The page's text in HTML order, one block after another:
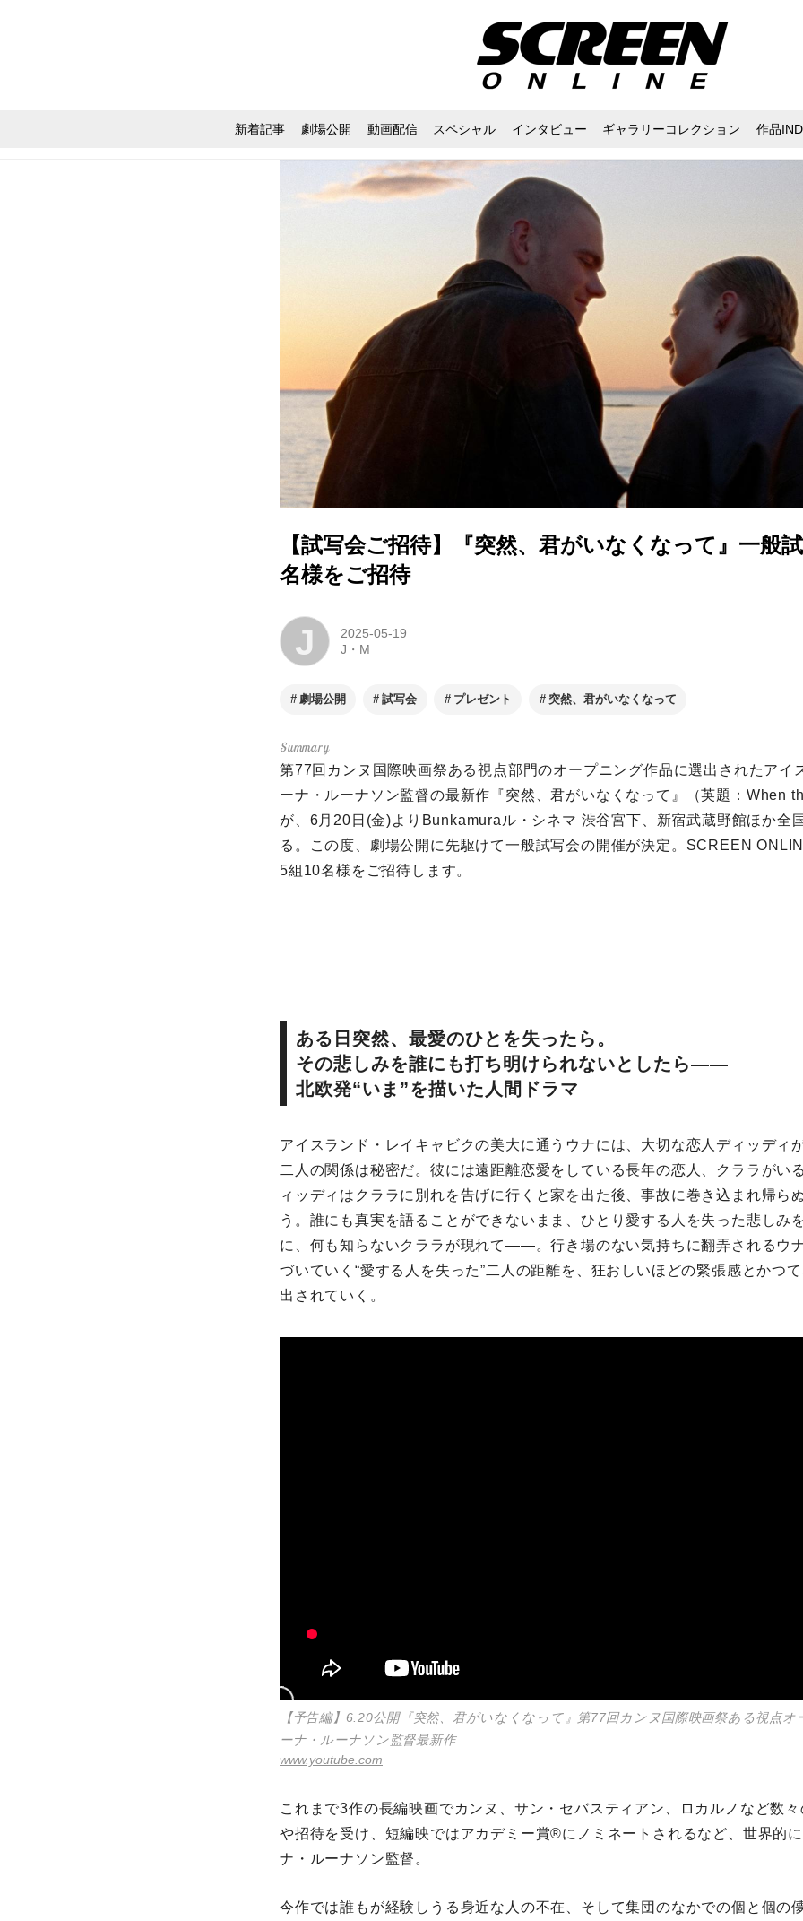
新着記事 劇場公開 動画配信 スペシャル インタビュー ギャラリーコレクション 作品
【試写会ご招待】『突然、君がいなくなって』一般
名様をご招待
J
2025-05-19
J・M
劇場公開 試写会 プレゼント 突然、君がいなくなって
第77回カンヌ国際映画祭ある視点部門のオープニング作品に選出されたアイ
ーナ・ルーナソン監督の最新作『突然、君がいなくなって』（英題：When
が、6月20日(金)よりBunkamuraル・シネマ 渋谷宮下、新宿武蔵野館ほか全
る。この度、劇場公開に先駆けて一般試写会の開催が決定。SCREEN
5組10名様をご招待します。
ある日突然、最愛のひとを失ったら。
その悲しみを誰にも打ち明けられないとしたら――
北欧発“いま”を描いた人間ドラマ
アイスランド・レイキャビクの美大に通うウナには、大切な恋人ディッディ
二人の関係は秘密だ。彼には遠距離恋愛をしている長年の恋人、クララがい
ィッディはクララに別れを告げに行くと家を出た後、事故に巻き込まれ帰ら
う。誰にも真実を語ることができないまま、ひとり愛する人を失った悲しみ
に、何も知らないクララが現れて――。行き場のない気持ちに翻弄されるウ
づいていく“愛する人を失った”二人の距離を、狂おしいほどの緊張感とかつ
出されていく。
【予告編】6.20公開『突然、君がいなくなって』第77回カンヌ国際映画祭ある視点
ーナ・ルーナソン監督最新作
www.youtube.com
これまで3作の長編映画でカンヌ、サン・セバスティアン、ロカルノなど数
や招待を受け、短編映ではアカデミー賞®にノミネートされるなど、世界的
ナ・ルーナソン監督。
今作では誰もが経験しうる身近な人の不在、そして集団のなかでの個と個の